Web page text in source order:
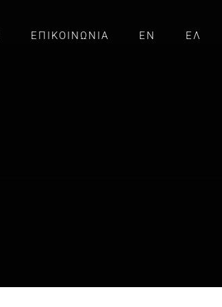
ΕΠΙΚΟΙΝΩΝΙΑ EN ΕΛ